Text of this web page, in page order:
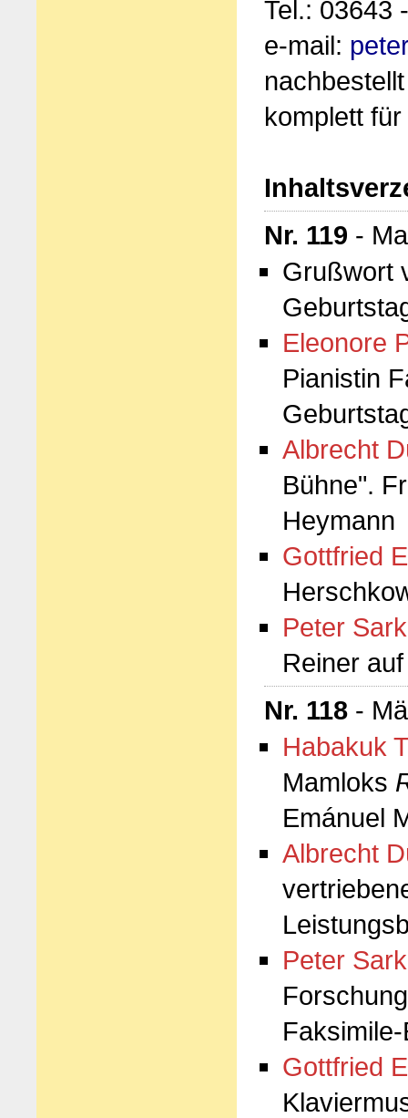
Tel.: 03643
e-mail:
komplett
Nr. 119 -
Grußwort
Eleonore
Pianistin
Albrecht
Bühne".
Heymann
Gottfried
Peter
Reiner
Nr. 118 -
Habakuk
Mamloks
Emánuel
Albrecht
Peter
Gottfried